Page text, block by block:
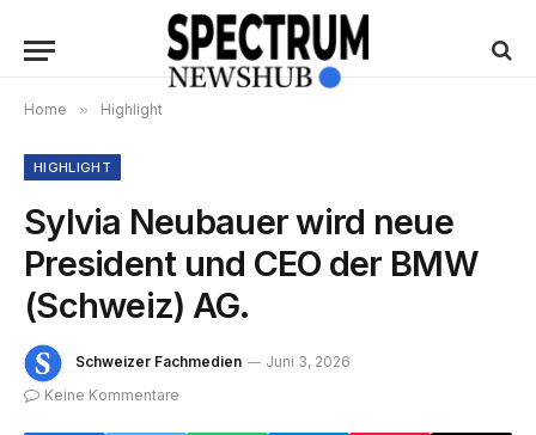
Home » Highlight
HIGHLIGHT
Sylvia Neubauer wird neue
President und CEO der BMW
(Schweiz) AG.
Schweizer Fachmedien
Juni 3, 2026
Keine Kommentare